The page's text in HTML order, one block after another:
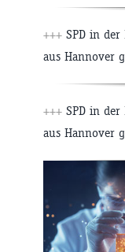
+++ SPD in der
aus Hannover
+++ SPD in der
aus Hannover